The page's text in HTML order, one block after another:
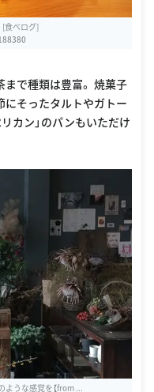
[食べログ]
まで種類は豊富。 焼菓子
にそったタルトやガトー
カン」のパンもいただけ
うな感覚を【from ...